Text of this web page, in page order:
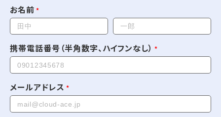
お名前
携帯電話番号（半角数字、ハイフンなし）
メールアドレス